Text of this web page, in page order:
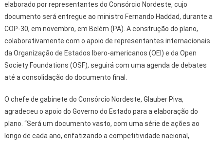
elaborado por representantes do Consórcio Nordeste, cujo
documento será entregue ao ministro Fernando Haddad, durante a
COP-30, em novembro, em Belém (PA). A construção do plano,
colaborativamente com o apoio de representantes internacionais
da Organização de Estados Ibero-americanos (OEI) e da Open
Society Foundations (OSF), seguirá com uma agenda de debates
até a consolidação do documento final.
O chefe de gabinete do Consórcio Nordeste, Glauber Piva,
agradeceu o apoio do Governo do Estado para a elaboração do
plano. “Será um documento vasto, com uma série de ações ao
longo de cada ano, enfatizando a competitividade nacional,